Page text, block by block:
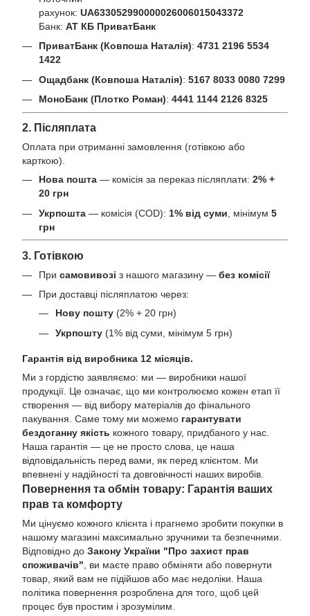
рахунок: UA633052990000026006015043372
Банк: АТ КБ ПриватБанк
ПриватБанк (Ковпоша Наталія): 4731 2196 5534
1422
Ощадбанк (Ковпоша Наталія): 5167 8033 0080 7299
МоноБанк (Плотко Роман): 4441 1144 2126 8325
2. Післяплата
Оплата при отриманні замовлення (готівкою або
карткою).
Нова пошта — комісія за переказ післяплати: 2% +
20 грн
Укрпошта — комісія (COD): 1% від суми , мінімум 5
грн
3. Готівкою
При самовивозі з нашого магазину — без комісії
При доставці післяплатою через:
Нову пошту (2% + 20 грн)
Укрпошту (1% від суми, мінімум 5 грн)
Гарантія від виробника 12 місяців.
Ми з гордістю заявляємо: ми — виробники нашої
продукції. Це означає, що ми контролюємо кожен етап її
створення — від вибору матеріалів до фінального
пакування. Саме тому ми можемо гарантувати
бездоганну якість кожного товару, придбаного у нас.
Наша гарантія — це не просто слова, це наша
відповідальність перед вами, як перед клієнтом. Ми
впевнені у надійності та довговічності наших виробів.
Повернення та обмін товару: Гарантія ваших
прав та комфорту
Ми цінуємо кожного клієнта і прагнемо зробити покупки в
нашому магазині максимально зручними та безпечними.
Відповідно до Закону України "Про захист прав
споживачів" , ви маєте право обміняти або повернути
товар, який вам не підійшов або має недоліки. Наша
політика повернення розроблена для того, щоб цей
процес був простим і зрозумілим.